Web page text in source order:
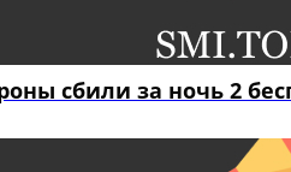
сбили за ночь 2